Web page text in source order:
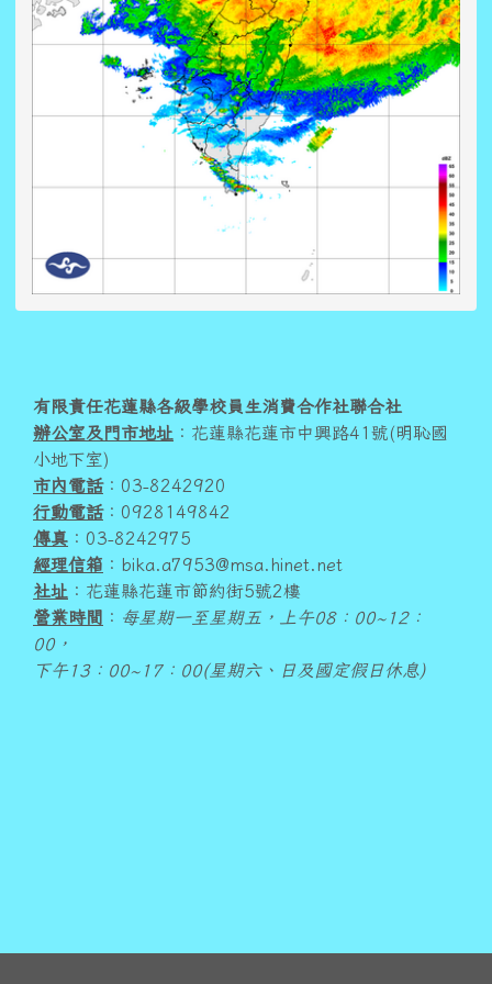
頁尾區域內容
有限責任花蓮縣各級學校員生消費合作社聯合社
辦公室及門市地址 ：花蓮縣花蓮市中興路41號(明恥國
小地下室)
市內電話：03-8242920
行動電話：0928149842
傳真 ：03-8242975
經理信箱 ：bika.a7953@msa.hinet.net
社址 ：花蓮縣花蓮市節約街5號2樓
營業時間
： 每星期一至星期五，上午08：00~12：
00，
下午13：00~17：00(星期六、日及國定假日休息)